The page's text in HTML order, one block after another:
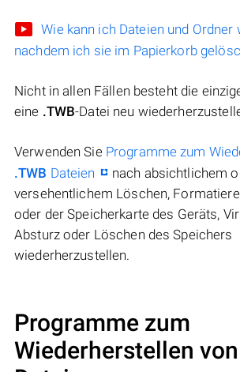
Wie kann ich Dateien und Ordner
nachdem ich sie im Papierkorb
Nicht in allen Fällen besteht die
eine .TWB-Datei neu
Verwenden Sie Programme zum
.TWB Dateien
nach absichtlichem
versehentlichem Löschen,
oder der Speicherkarte des Geräts,
Absturz oder Löschen des Speichers
wiederherzustellen.
Programme zum
Wiederherstellen